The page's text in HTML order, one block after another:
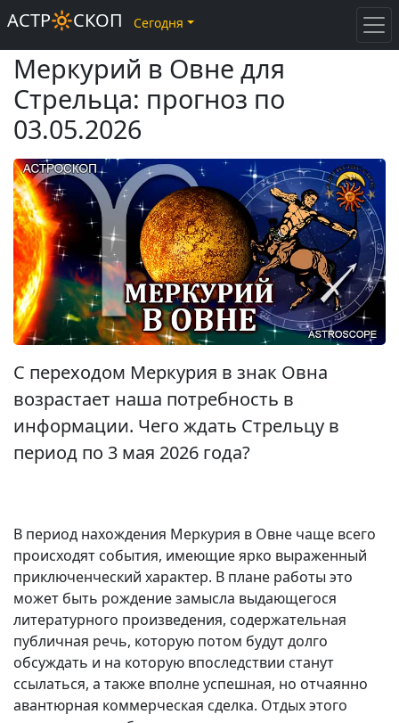
Меркурий в Овне для
Стрельца: прогноз по
03.05.2026
С переходом Меркурия в знак Овна
возрастает наша потребность в
информации. Чего ждать Стрельцу в
период по 3 мая 2026 года?
В период нахождения Меркурия в Овне чаще всего
происходят события, имеющие ярко выраженный
приключенческий характер. В плане работы это
может быть рождение замысла выдающегося
литературного произведения, содержательная
публичная речь, которую потом будут долго
обсуждать и на которую впоследствии станут
ссылаться, а также вполне успешная, но отчаянно
авантюрная коммерческая сделка. Отдых этого
АСТР🔆СКОП Сегодня